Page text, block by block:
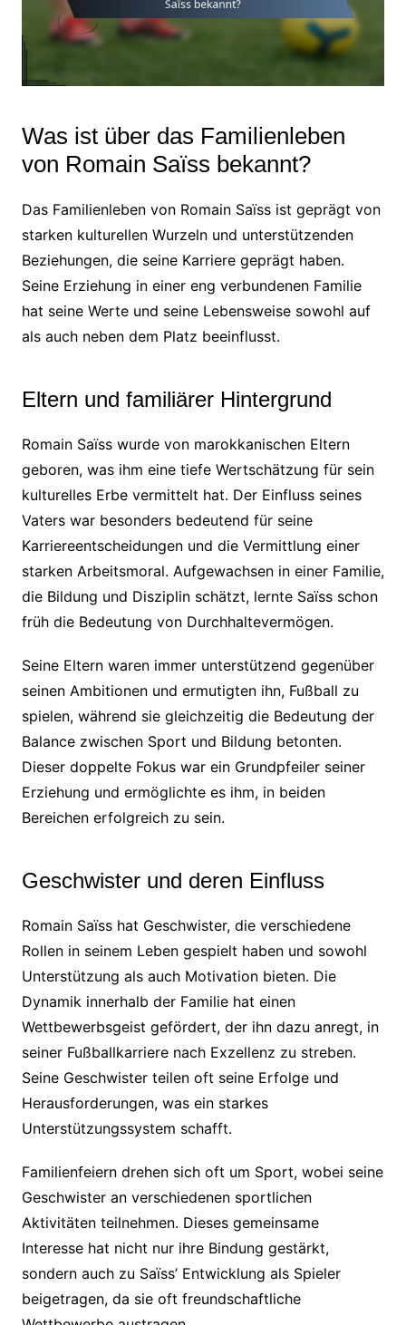
Was ist über das Familienleben
von Romain Saïss bekannt?
Das Familienleben von Romain Saïss ist geprägt von
starken kulturellen Wurzeln und unterstützenden
Beziehungen, die seine Karriere geprägt haben.
Seine Erziehung in einer eng verbundenen Familie
hat seine Werte und seine Lebensweise sowohl auf
als auch neben dem Platz beeinflusst.
Eltern und familiärer Hintergrund
Romain Saïss wurde von marokkanischen Eltern
geboren, was ihm eine tiefe Wertschätzung für sein
kulturelles Erbe vermittelt hat. Der Einfluss seines
Vaters war besonders bedeutend für seine
Karriereentscheidungen und die Vermittlung einer
starken Arbeitsmoral. Aufgewachsen in einer Familie,
die Bildung und Disziplin schätzt, lernte Saïss schon
früh die Bedeutung von Durchhaltevermögen.
Seine Eltern waren immer unterstützend gegenüber
seinen Ambitionen und ermutigten ihn, Fußball zu
spielen, während sie gleichzeitig die Bedeutung der
Balance zwischen Sport und Bildung betonten.
Dieser doppelte Fokus war ein Grundpfeiler seiner
Erziehung und ermöglichte es ihm, in beiden
Bereichen erfolgreich zu sein.
Geschwister und deren Einfluss
Romain Saïss hat Geschwister, die verschiedene
Rollen in seinem Leben gespielt haben und sowohl
Unterstützung als auch Motivation bieten. Die
Dynamik innerhalb der Familie hat einen
Wettbewerbsgeist gefördert, der ihn dazu anregt, in
seiner Fußballkarriere nach Exzellenz zu streben.
Seine Geschwister teilen oft seine Erfolge und
Herausforderungen, was ein starkes
Unterstützungssystem schafft.
Familienfeiern drehen sich oft um Sport, wobei seine
Geschwister an verschiedenen sportlichen
Aktivitäten teilnehmen. Dieses gemeinsame
Interesse hat nicht nur ihre Bindung gestärkt,
sondern auch zu Saïss’ Entwicklung als Spieler
beigetragen, da sie oft freundschaftliche